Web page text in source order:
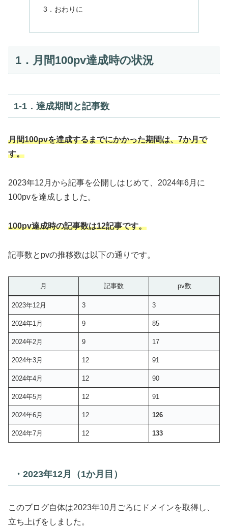
3．おわりに
1．月間100pv達成時の状況
1‐1．達成期間と記事数
月間100pvを達成するまでにかかった期間は、7か月で
す。
2023年12月から記事を公開しはじめて、2024年6月に
100pvを達成しました。
100pv達成時の記事数は12記事です。
記事数とpvの推移数は以下の通りです。
月 記事数 pv数
2023年12月 3 3
2024年1月 9 85
2024年2月 9 17
2024年3月 12 91
2024年4月 12 90
2024年5月 12 91
2024年6月 12 126
2024年7月 12 133
・2023年12月（1か月目）
このブログ自体は2023年10月ごろにドメインを取得し、
立ち上げをしました。